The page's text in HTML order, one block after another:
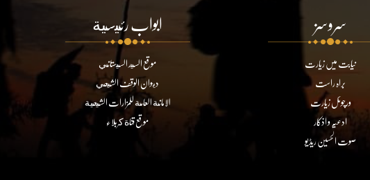
سروسز
نیابت میں زیارت
براہ راست
ورچوئل زیارت
ادعیہ و اذکار
صوت الحسین ریڈیو
ابواب رئيسية
موقع السيد السيستاني
ديوان الوقف الشيعي
الامانة العامة للمزارات الشيعية
موقع قناة كربلاء